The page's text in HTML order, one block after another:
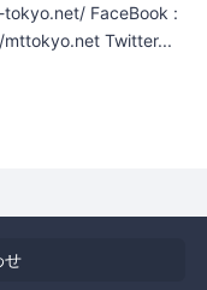
FaceBook :
Twitter...
せ